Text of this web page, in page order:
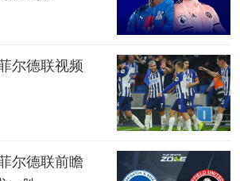
尔德联视频
尔德联前瞻